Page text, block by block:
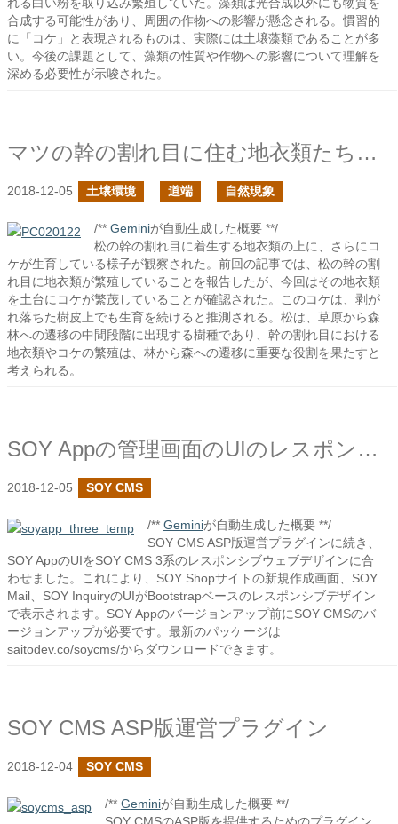
合成する可能性があり、周囲の作物への影響が懸念される。慣習的
に「コケ」と表現されるものは、実際には土壌藻類であることが多
い。今後の課題として、藻類の性質や作物への影響について理解を
深める必要性が示唆された。
マツの幹の割れ目に住む地衣類たちの上のコケたち
2018-12-05 土壌環境 道端 自然現象
/** Geminiが自動生成した概要 **/
松の幹の割れ目に着生する地衣類の上に、さらにコ
ケが生育している様子が観察された。前回の記事では、松の幹の割
れ目に地衣類が繁殖していることを報告したが、今回はその地衣類
を土台にコケが繁茂していることが確認された。このコケは、剥が
れ落ちた樹皮上でも生育を続けると推測される。松は、草原から森
林への遷移の中間段階に出現する樹種であり、幹の割れ目における
地衣類やコケの繁殖は、林から森への遷移に重要な役割を果たすと
考えられる。
SOY Appの管理画面のUIのレスポンシブウェブデザイン対応
2018-12-05 SOY CMS
/** Geminiが自動生成した概要 **/
SOY CMS ASP版運営プラグインに続き、
SOY AppのUIをSOY CMS 3系のレスポンシブウェブデザインに合
わせました。これにより、SOY Shopサイトの新規作成画面、SOY
Mail、SOY InquiryのUIがBootstrapベースのレスポンシブデザイン
で表示されます。SOY Appのバージョンアップ前にSOY CMSのバ
ージョンアップが必要です。最新のパッケージは
saitodev.co/soycms/からダウンロードできます。
SOY CMS ASP版運営プラグイン
2018-12-04 SOY CMS
/** Geminiが自動生成した概要 **/